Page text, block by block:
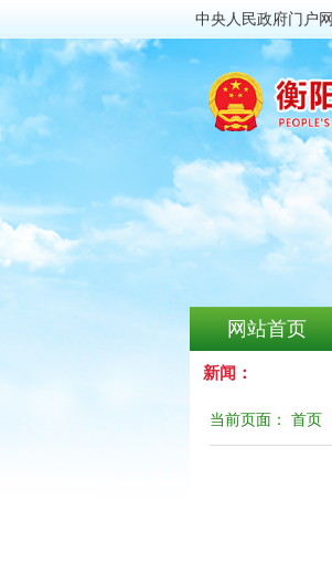
中央人民政府门户网
网站首页
新闻：
当前页面： 首页